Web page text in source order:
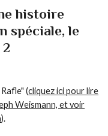
histoire
spéciale, le
(cliquez ici pour lire
Weismann, et voir
).